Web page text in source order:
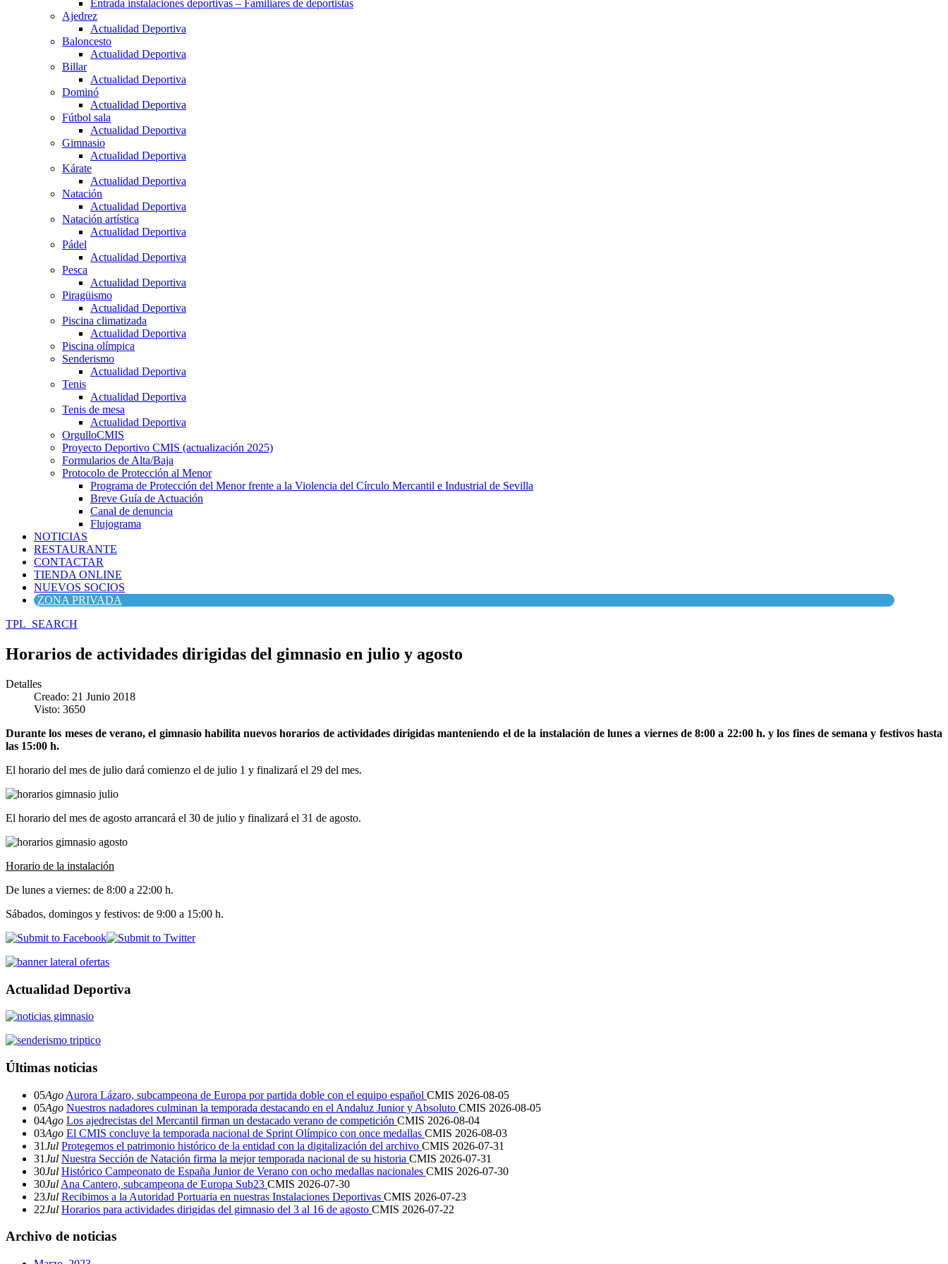
Entrada instalaciones deportivas – Familiares de deportistas
Ajedrez
Actualidad Deportiva
Baloncesto
Actualidad Deportiva
Billar
Actualidad Deportiva
Dominó
Actualidad Deportiva
Fútbol sala
Actualidad Deportiva
Gimnasio
Actualidad Deportiva
Kárate
Actualidad Deportiva
Natación
Actualidad Deportiva
Natación artística
Actualidad Deportiva
Pádel
Actualidad Deportiva
Pesca
Actualidad Deportiva
Piragüismo
Actualidad Deportiva
Piscina climatizada
Actualidad Deportiva
Piscina olímpica
Senderismo
Actualidad Deportiva
Tenis
Actualidad Deportiva
Tenis de mesa
Actualidad Deportiva
OrgulloCMIS
Proyecto Deportivo CMIS (actualización 2025)
Formularios de Alta/Baja
Protocolo de Protección al Menor
Programa de Protección del Menor frente a la Violencia del Círculo Mercantil e Industrial de Sevilla
Breve Guía de Actuación
Canal de denuncia
Flujograma
NOTICIAS
RESTAURANTE
CONTACTAR
TIENDA ONLINE
NUEVOS SOCIOS
ZONA PRIVADA
TPL_SEARCH
Horarios de actividades dirigidas del gimnasio en julio y agosto
Detalles
Creado: 21 Junio 2018
Visto: 3650
Durante los meses de verano, el gimnasio habilita nuevos horarios de actividades dirigidas manteniendo el de la instalación de lunes a viernes de 8:00 a 22:00 h. y los fines de semana y festivos hasta
las 15:00 h.
El horario del mes de julio dará comienzo el de julio 1 y finalizará el 29 del mes.
El horario del mes de agosto arrancará el 30 de julio y finalizará el 31 de agosto.
Horario de la instalación
De lunes a viernes: de 8:00 a 22:00 h.
Sábados, domingos y festivos: de 9:00 a 15:00 h.
Actualidad Deportiva
Últimas noticias
05Ago Aurora Lázaro, subcampeona de Europa por partida doble con el equipo español CMIS 2026-08-05
05Ago Nuestros nadadores culminan la temporada destacando en el Andaluz Junior y Absoluto CMIS 2026-08-05
04Ago Los ajedrecistas del Mercantil firman un destacado verano de competición CMIS 2026-08-04
03Ago El CMIS concluye la temporada nacional de Sprint Olímpico con once medallas CMIS 2026-08-03
31Jul Protegemos el patrimonio histórico de la entidad con la digitalización del archivo CMIS 2026-07-31
31Jul Nuestra Sección de Natación firma la mejor temporada nacional de su historia CMIS 2026-07-31
30Jul Histórico Campeonato de España Junior de Verano con ocho medallas nacionales CMIS 2026-07-30
30Jul Ana Cantero, subcampeona de Europa Sub23 CMIS 2026-07-30
23Jul Recibimos a la Autoridad Portuaria en nuestras Instalaciones Deportivas CMIS 2026-07-23
22Jul Horarios para actividades dirigidas del gimnasio del 3 al 16 de agosto CMIS 2026-07-22
Archivo de noticias